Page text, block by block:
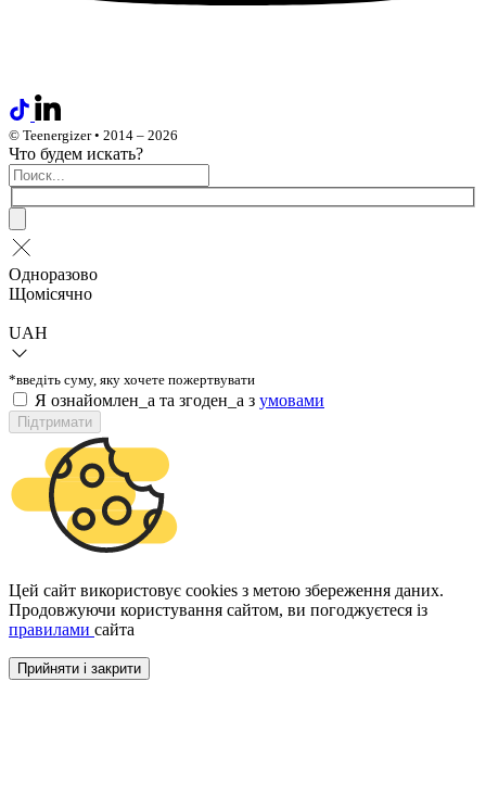
© Teenergizer • 2014 – 2026
Что будем искать?
Одноразово
Щомісячно
UAH
*введіть суму, яку хочете пожертвувати
Я ознайомлен_а та згоден_а з умовами
Підтримати
Цей сайт використовує cookies з метою збереження даних.
Продовжуючи користування сайтом, ви погоджуєтеся із
правилами сайта
Прийняти і закрити